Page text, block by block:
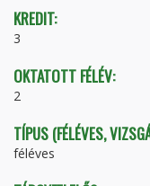
KREDIT:
3
OKTATOTT FÉLÉV:
2
TÍPUS (FÉLÉVES,
féléves